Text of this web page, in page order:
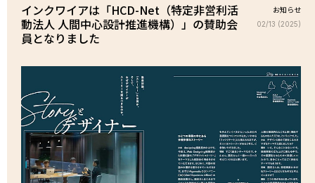
インクワイアは「HCD-Net（特定非営利活
動法人 人間中心設計推進機構）」の賛助会
員となりました
お知らせ
02/13 (2025)